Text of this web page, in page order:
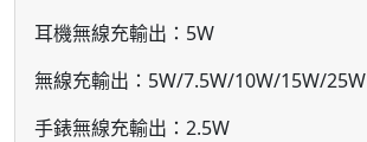
耳機無線充輸出：5W
無線充輸出：5W/7.5W/10W/15W/25W
手錶無線充輸出：2.5W